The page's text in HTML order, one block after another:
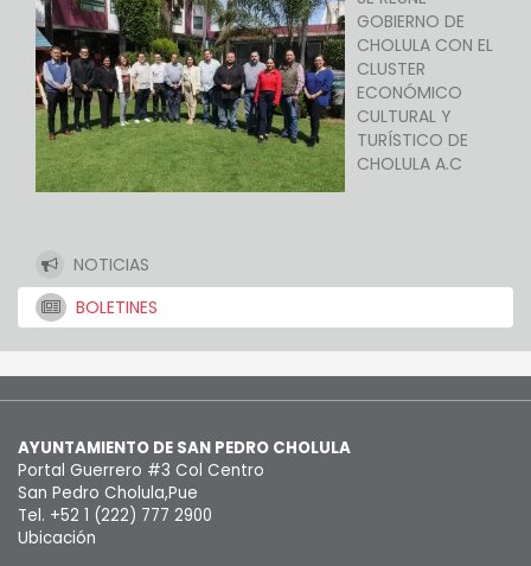
GOBIERNO DE
CHOLULA CON EL
CLUSTER
ECONÓMICO
CULTURAL Y
TURÍSTICO DE
CHOLULA A.C
NOTICIAS
BOLETINES
AYUNTAMIENTO DE SAN PEDRO CHOLULA
Portal Guerrero #3 Col Centro
San Pedro Cholula,Pue
Tel. +52 1 (222) 777 2900
Ubicación